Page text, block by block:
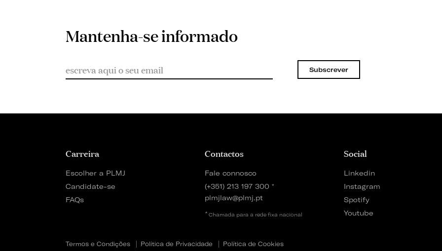
Mantenha-se informado
Subscrever
Carreira
Escolher a PLMJ
Candidate-se
FAQs
Contactos
Fale connosco
(+351) 213 197 300 *
plmjlaw@plmj.pt
* Chamada para a rede fixa nacional
Social
Linkedin
Instagram
Spotify
Youtube
Termos e Condições Política de Privacidade Política de Cookies